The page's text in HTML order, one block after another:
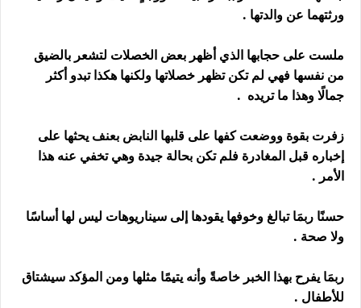
ورثتهما عن والدتها .
ملست على حجابها الذي أظهر بعض الخصلات لتشعر بالضيق
من نفسها فهي لم تكن تظهر خصلاتها ولكنها هكذا تبدو أكثر
جمالًا وهذا ما تريده .
زفرت بقوة ووضعت كفها على قلبها النابض بعنف يحثها على
إخباره قبل المغادرة فلم تكن بحالة جيدة وهي تخفي عنه هذا
الأمر .
حسنًا ربمَا تبالغ وخوفها يقودها إلى سيناريوهات ليس لها أساسًا
ولا صحة .
ربمَا يفرح بهذا الخبر خاصةً وأنه يتيمًا مثلها ومن المؤكد سيشتاق
للأطفال .